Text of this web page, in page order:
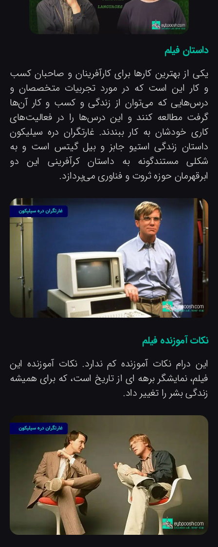
فیلم
از بهترین کارها برای کارآفرینان و صاحبان کسب
کار این است که در مورد تجربیات متخصصان و
که می‌توان از زندگی و کسب و کار آن‌ها
مطالعه کنند و این درس‌ها را در فعالیت‌های
خودشان به کار ببندند. غارتگران دره سیلیکون
زندگی استیو جابز و بیل گیتس است و به
مستندگونه به داستان کرآفرینی این دو
حوزه ثروت و فناوری می‌پردازد.
آموزنده فیلم
درام نکات آموزنده کم ندارد. نکات آموزنده این
نمایشگر برهه ای از تاریخ است، که برای همیشه
بشر را تغییر داد.